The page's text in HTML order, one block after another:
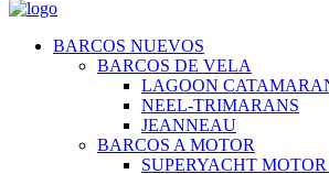
BARCOS NUEVOS
BARCOS DE VELA
LAGOON
NEEL-TRIMARANS
JEANNEAU
BARCOS A MOTOR
SUPERYACHT